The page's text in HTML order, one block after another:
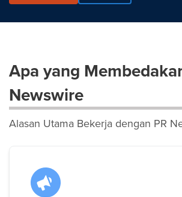
Apa yang
Newswire
Alasan Utama Bekerja dengan PR